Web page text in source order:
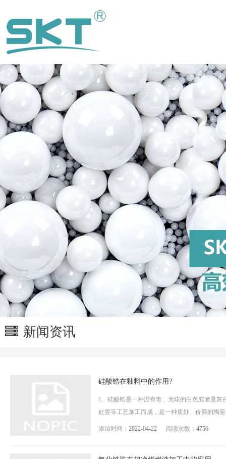
新闻资讯
硅酸锆在釉料中的作用?
1、硅酸锆是一种没有毒、无味的白色或者是
处置等工艺加工而成，是一种质好、价廉的陶
添加时间： 2022-04-22 阅读次数： 4756